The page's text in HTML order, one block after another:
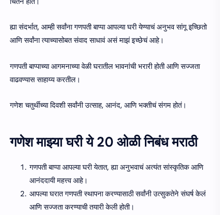
ह्या संदर्भात, आम्ही सर्वांना गणपती बाप्पा आपल्या घरी येण्याचं अनुभव सांगू इच्छितो
आणि सर्वांना त्याच्यासोबत संवाद साधावं असं माझं इच्छेचं आहे।
गणपती बाप्पाच्या आगमनाच्या वेळी घरातील भावनांची भरारी होती आणि सज्जता
वाढवण्यास साहाय्य करतील।
गणेश चतुर्थीच्या दिवशी सर्वांनी उत्साह, आनंद, आणि भक्तीचं संगम होतं।
गणेश माझ्या घरी ये 20 ओळी निबंध मराठी
गणपती बाप्पा आपल्या घरी येतात, ह्या अनुभवाचं अत्यंत सांस्कृतिक आणि
आनंददायी महत्त्व आहे।
आपल्या घरात गणपती स्थापना करण्यासाठी सर्वांनी उत्सुकतेने संघर्ष केलं
आणि सज्जता करण्याची तयारी केली होती।